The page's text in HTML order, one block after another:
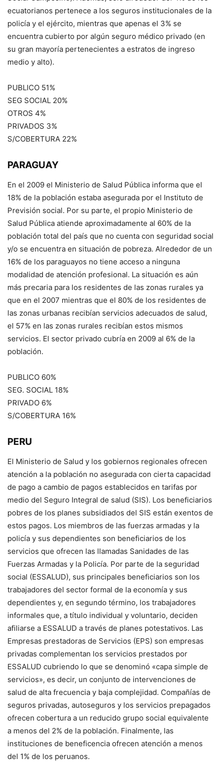
ecuatorianos pertenece a los seguros institucionales de la
policía y el ejército, mientras que apenas el 3% se
encuentra cubierto por algún seguro médico privado (en
su gran mayoría pertenecientes a estratos de ingreso
medio y alto).
PUBLICO 51%
SEG SOCIAL 20%
OTROS 4%
PRIVADOS 3%
S/COBERTURA 22%
PARAGUAY
En el 2009 el Ministerio de Salud Pública informa que el
18% de la población estaba asegurada por el Instituto de
Previsión social. Por su parte, el propio Ministerio de
Salud Pública atiende aproximadamente al 60% de la
población total del país que no cuenta con seguridad social
y/o se encuentra en situación de pobreza. Alrededor de un
16% de los paraguayos no tiene acceso a ninguna
modalidad de atención profesional. La situación es aún
más precaria para los residentes de las zonas rurales ya
que en el 2007 mientras que el 80% de los residentes de
las zonas urbanas recibían servicios adecuados de salud,
el 57% en las zonas rurales recibían estos mismos
servicios. El sector privado cubría en 2009 al 6% de la
población.
PUBLICO 60%
SEG. SOCIAL 18%
PRIVADO 6%
S/COBERTURA 16%
PERU
El Ministerio de Salud y los gobiernos regionales ofrecen
atención a la población no asegurada con cierta capacidad
de pago a cambio de pagos establecidos en tarifas por
medio del Seguro Integral de salud (SIS). Los beneficiarios
pobres de los planes subsidiados del SIS están exentos de
estos pagos. Los miembros de las fuerzas armadas y la
policía y sus dependientes son beneficiarios de los
servicios que ofrecen las llamadas Sanidades de las
Fuerzas Armadas y la Policía. Por parte de la seguridad
social (ESSALUD), sus principales beneficiarios son los
trabajadores del sector formal de la economía y sus
dependientes y, en segundo término, los trabajadores
informales que, a título individual y voluntario, deciden
afiliarse a ESSALUD a través de planes potestativos. Las
Empresas prestadoras de Servicios (EPS) son empresas
privadas complementan los servicios prestados por
ESSALUD cubriendo lo que se denominó «capa simple de
servicios», es decir, un conjunto de intervenciones de
salud de alta frecuencia y baja complejidad. Compañías de
seguros privadas, autoseguros y los servicios prepagados
ofrecen cobertura a un reducido grupo social equivalente
a menos del 2% de la población. Finalmente, las
instituciones de beneficencia ofrecen atención a menos
del 1% de los peruanos.